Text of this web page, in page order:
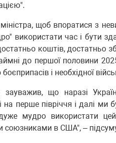
щоб впоратися з
використати час і бути
коштів, достатньо
до першої половини
і необхідної
зауважив, що наразі
на перше півріччя і далі ми
мудро використати
союзниками в США", –